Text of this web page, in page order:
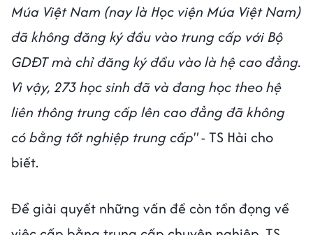
Múa Việt Nam (nay là Học viện Múa Việt Nam)
đã không đăng ký đầu vào trung cấp với Bộ
GDĐT mà chỉ đăng ký đầu vào là hệ cao đẳng.
Vì vậy, 273 học sinh đã và đang học theo hệ
liên thông trung cấp lên cao đẳng đã không
có bằng tốt nghiệp trung cấp"- TS Hải cho
biết.
Để giải quyết những vấn đề còn tồn đọng về